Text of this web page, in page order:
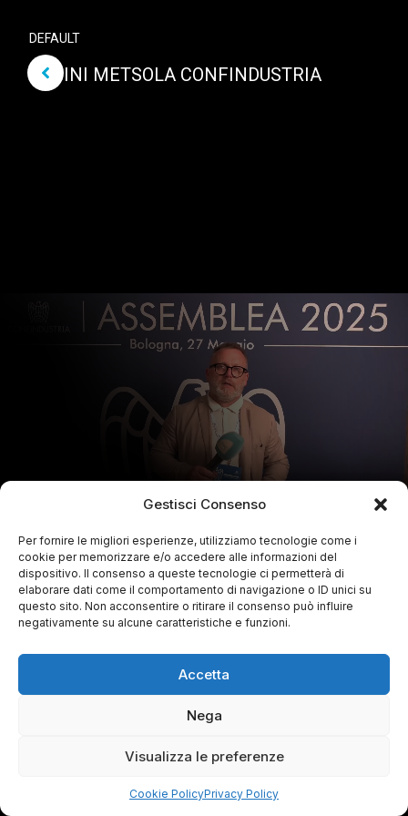
Gestisci Consenso
Per fornire le migliori esperienze, utilizziamo tecnologie come i
cookie per memorizzare e/o accedere alle informazioni del
dispositivo. Il consenso a queste tecnologie ci permetterà di
elaborare dati come il comportamento di navigazione o ID unici su
questo sito. Non acconsentire o ritirare il consenso può influire
negativamente su alcune caratteristiche e funzioni.
Accetta
Nega
Visualizza le preferenze
Cookie PolicyPrivacy Policy